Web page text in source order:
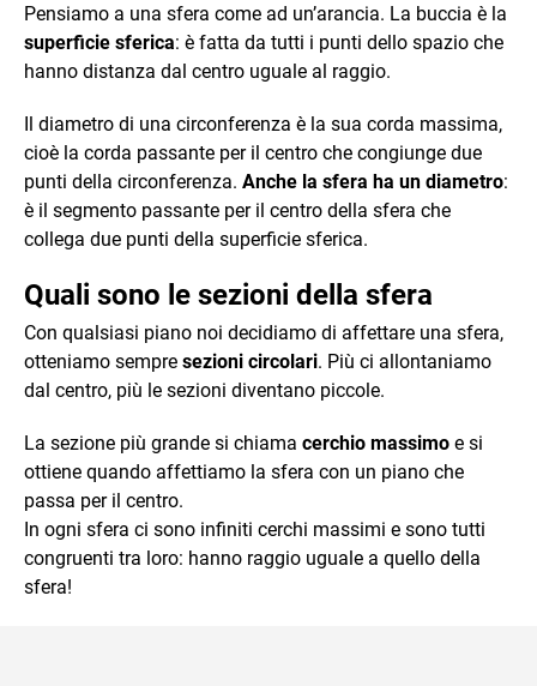
Pensiamo a una sfera come ad un’arancia. La buccia è la
superficie sferica: è fatta da tutti i punti dello spazio che
hanno distanza dal centro uguale al raggio.
Il diametro di una circonferenza è la sua corda massima,
cioè la corda passante per il centro che congiunge due
punti della circonferenza. Anche la sfera ha un diametro:
è il segmento passante per il centro della sfera che
collega due punti della superficie sferica.
Quali sono le sezioni della sfera
Con qualsiasi piano noi decidiamo di affettare una sfera,
otteniamo sempre sezioni circolari. Più ci allontaniamo
dal centro, più le sezioni diventano piccole.
La sezione più grande si chiama cerchio massimo e si
ottiene quando affettiamo la sfera con un piano che
passa per il centro.
In ogni sfera ci sono infiniti cerchi massimi e sono tutti
congruenti tra loro: hanno raggio uguale a quello della
sfera!